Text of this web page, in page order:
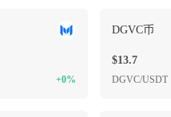
+0%
DGVC币
$13.7
DGVC/USDT